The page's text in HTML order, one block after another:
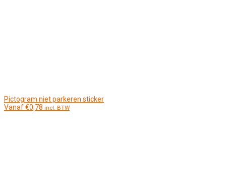
Pictogram niet parkeren sticker
Vanaf€0,78 incl. BTW